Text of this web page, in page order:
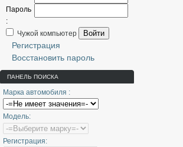
Пароль
:
Чужой компьютер
Войти
Регистрация
Восстановить пароль
ПАНЕЛЬ ПОИСКА
Марка автомобиля :
Модель:
Регистрация: